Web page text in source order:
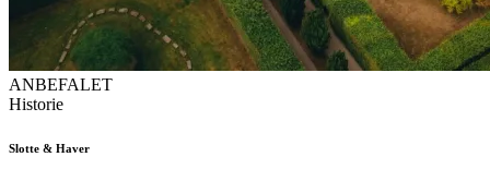
ANBEFALET
Historie
Slotte & Haver